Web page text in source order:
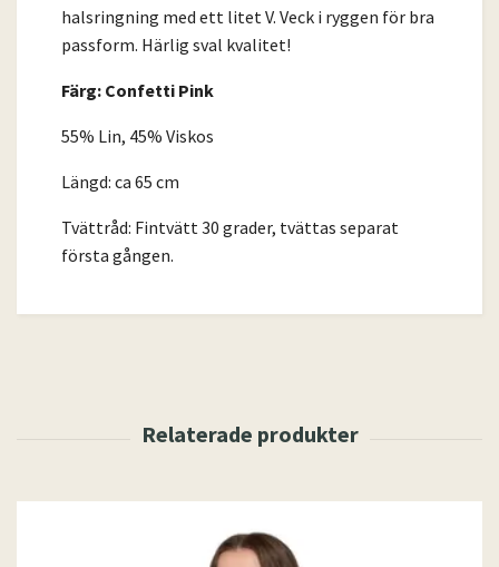
halsringning med ett litet V. Veck i ryggen för bra
passform. Härlig sval kvalitet!
Färg: Confetti Pink
55% Lin, 45% Viskos
Längd: ca 65 cm
Tvättråd: Fintvätt 30 grader, tvättas separat
första gången.